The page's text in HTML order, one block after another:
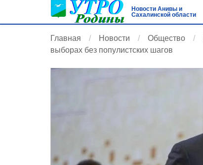
Новости Анивы и
Сахалинской области
Главная Новости Общество
выборах без популистских шагов